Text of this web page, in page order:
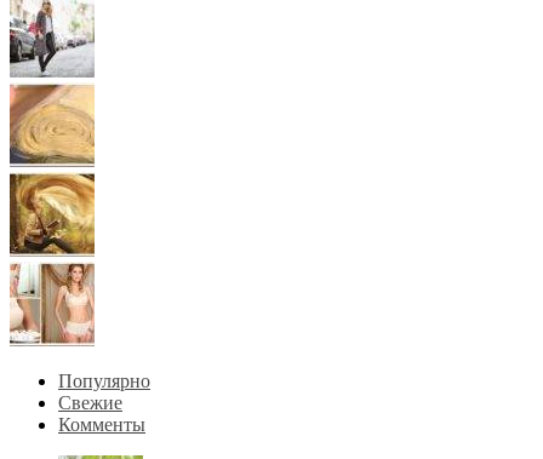
Популярно
Свежие
Комменты